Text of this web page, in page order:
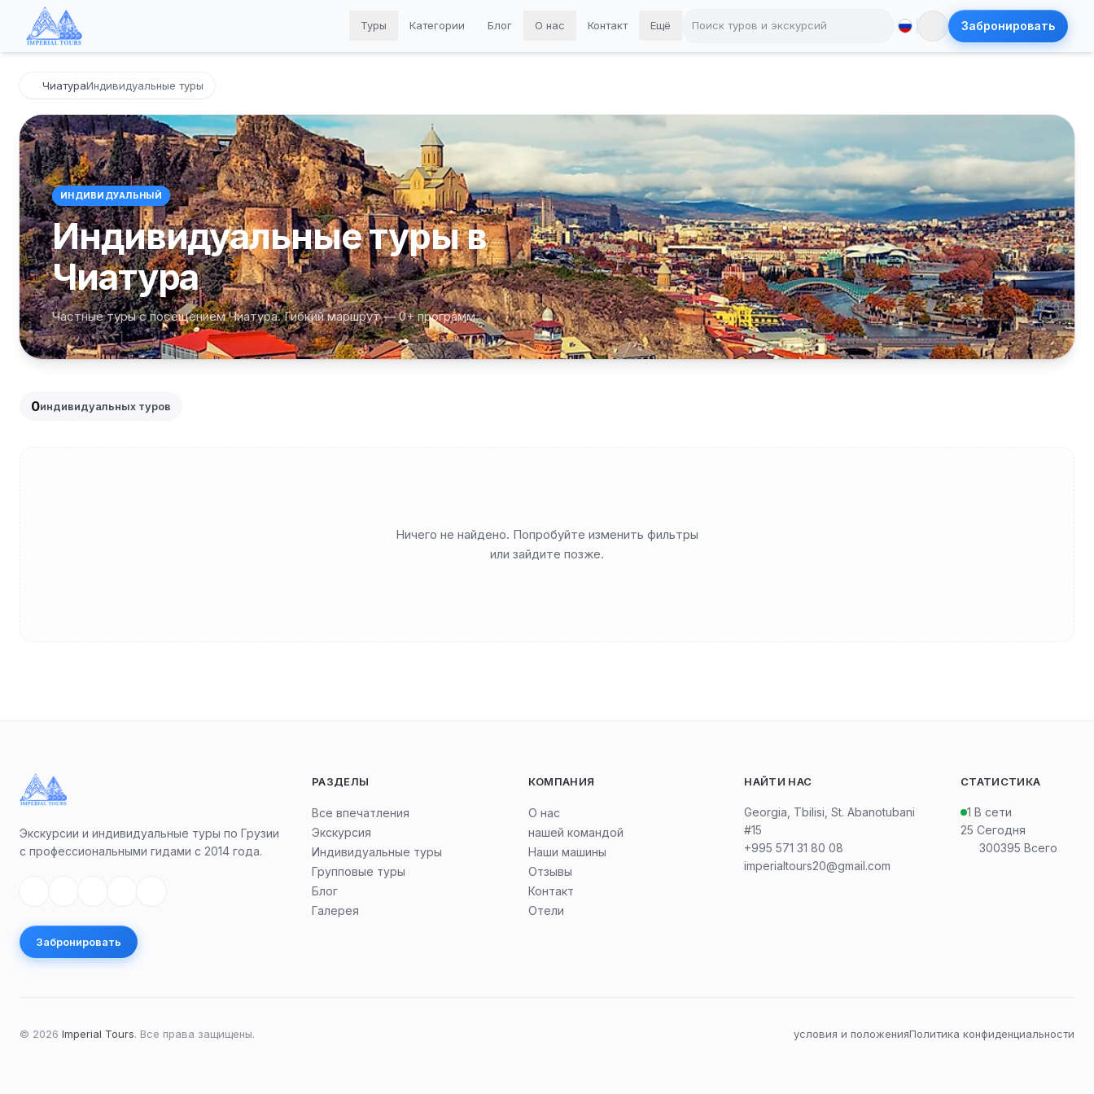
Туры Категории Блог О нас Контакт Ещё Забронировать
ЧиатураИндивидуальные туры
ИНДИВИДУАЛЬНЫЙ
Индивидуальные туры в
Чиатура
Частные туры с посещением Чиатура. Гибкий маршрут — 0+ программ.
0индивидуальных туров
Ничего не найдено. Попробуйте изменить фильтры
или зайдите позже.
Экскурсии и индивидуальные туры по Грузии
с профессиональными гидами с 2014 года.
Забронировать
РАЗДЕЛЫ
Все впечатления
Экскурсия
Индивидуальные туры
Групповые туры
Блог
Галерея
КОМПАНИЯ
О нас
нашей командой
Наши машины
Отзывы
Контакт
Отели
НАЙТИ НАС
Georgia, Tbilisi, St. Abanotubani
#15
+995 571 31 80 08
imperialtours20@gmail.com
СТАТИСТИКА
1 В сети
25 Сегодня
300395 Всего
© 2026 Imperial Tours. Все права защищены. условия и положенияПолитика конфиденциальности